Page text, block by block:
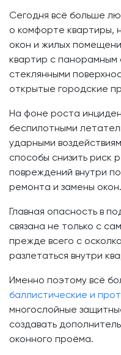
Сегодня всё больше
о комфорте квартиры,
окон и жилых
квартир с
стеклянными
открытые городские
На фоне роста
беспилотными
ударными
способы снизить риск
повреждений внутри
ремонта и замены окон.
Главная опасность в
связана не только с
прежде всего с
разлетаться внутри
Именно поэтому всё
баллистические и
многослойные
создавать
оконного проёма.